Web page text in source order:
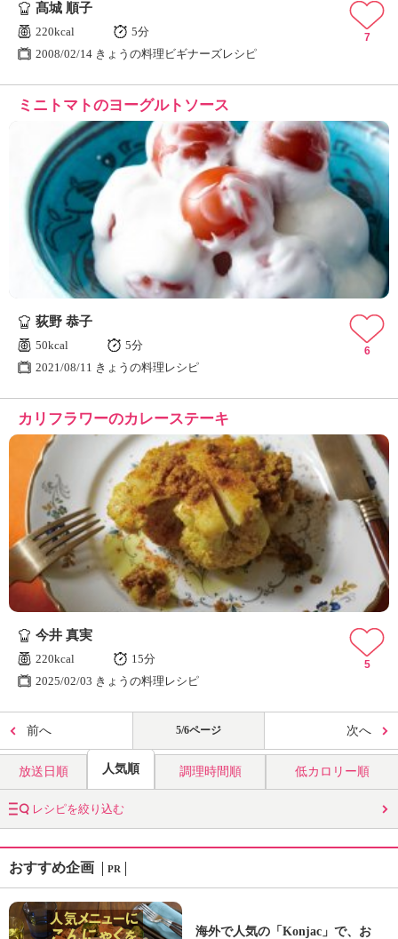
髙城 順子
220kcal
5分
2008/02/14 きょうの料理ビギナーズレシピ
7
ミニトマトのヨーグルトソース
荻野 恭子
50kcal
5分
2021/08/11 きょうの料理レシピ
6
カリフラワーのカレーステーキ
今井 真実
220kcal
15分
2025/02/03 きょうの料理レシピ
5
前へ 5/6ページ 次へ
放送日順 人気順 調理時間順 低カロリー順
レシピを絞り込む
おすすめ企画 PR
海外で人気の「Konjac」で、お